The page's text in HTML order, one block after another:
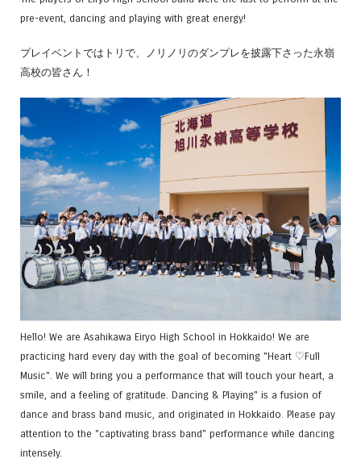
pre-event, dancing and playing with great energy!
プレイベントではトリで、ノリノリのダンプレを披露下さった永嶺
高校の皆さん！
Hello! We are Asahikawa Eiryo High School in Hokkaido! We are
practicing hard every day with the goal of becoming "Heart ♡Full
Music". We will bring you a performance that will touch your heart, a
smile, and a feeling of gratitude. Dancing & Playing" is a fusion of
dance and brass band music, and originated in Hokkaido. Please pay
attention to the "captivating brass band" performance while dancing
intensely.